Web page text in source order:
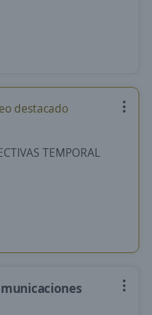
destacado
TEMPORAL